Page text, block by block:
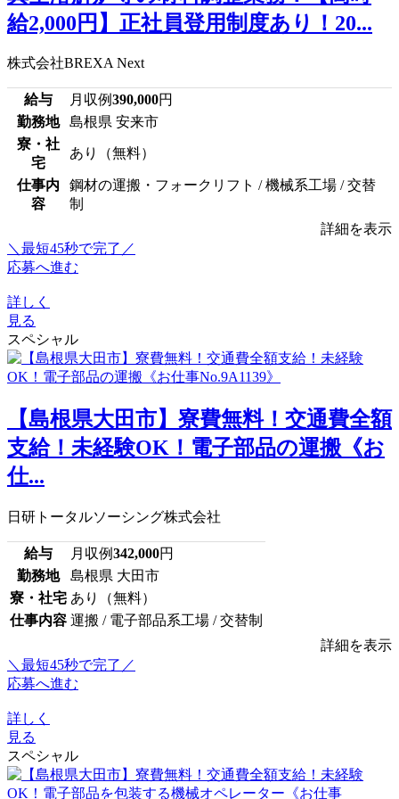
給2,000円】正社員登用制度あり！20...
株式会社BREXA Next
給与 月収例390,000円
勤務地
島根県 安来市
寮・社
宅
あり（無料）
仕事内
容
鋼材の運搬・フォークリフト / 機械系工場 / 交替
制
詳細を表示
＼最短45秒で完了／
応募へ進む
詳しく
見る
スペシャル
【島根県大田市】寮費無料！交通費全額
支給！未経験OK！電子部品の運搬《お
仕...
日研トータルソーシング株式会社
給与 月収例342,000円
勤務地
島根県 大田市
寮・社宅 あり（無料）
仕事内容 運搬 / 電子部品系工場 / 交替制
詳細を表示
＼最短45秒で完了／
応募へ進む
詳しく
見る
スペシャル